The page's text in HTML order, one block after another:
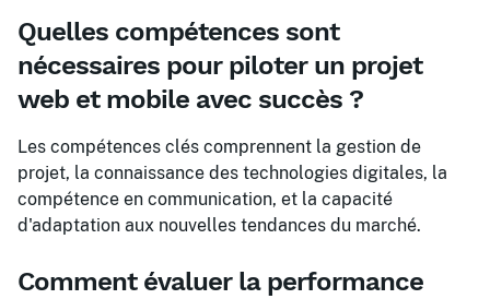
Quelles compétences sont
nécessaires pour piloter un projet
web et mobile avec succès ?
Les compétences clés comprennent la gestion de
projet, la connaissance des technologies digitales, la
compétence en communication, et la capacité
d'adaptation aux nouvelles tendances du marché.
Comment évaluer la performance